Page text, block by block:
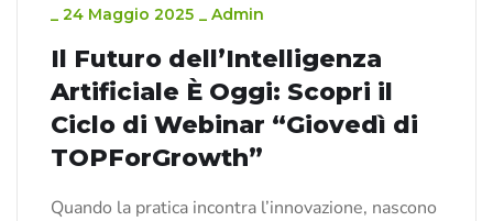
24 Maggio 2025 Admin
Il Futuro dell’Intelligenza
Artificiale È Oggi: Scopri il
Ciclo di Webinar “Giovedì di
TOPForGrowth”
Quando la pratica incontra l’innovazione, nascono